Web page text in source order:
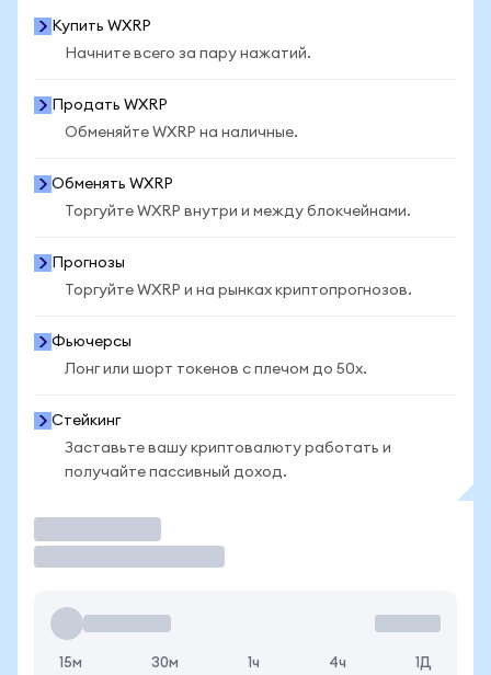
Купить WXRP
Начните всего за пару нажатий.
Продать WXRP
Обменяйте WXRP на наличные.
Обменять WXRP
Торгуйте WXRP внутри и между блокчейнами.
Прогнозы
Торгуйте WXRP и на рынках криптопрогнозов.
Фьючерсы
Лонг или шорт токенов с плечом до 50x.
Стейкинг
Заставьте вашу криптовалюту работать и
получайте пассивный доход.
15м 30м 1ч 4ч 1Д